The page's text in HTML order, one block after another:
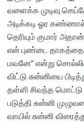
வளைக்க முடிவு
அடிக்கடி ஓர கண்ணால்
தெரியும் குமார்
என் புண்டை தாகத்தை
மவனே“ என்று
விட்டு சுன்னியை
தள்ளி சிவந்த மொட்டு
படுத்தி சுன்னி
வாயில் சுன்னி